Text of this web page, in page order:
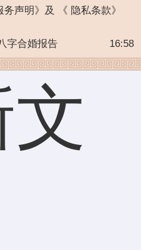
务声明 》 及 《 隐私条款》
字合婚报告 16:58